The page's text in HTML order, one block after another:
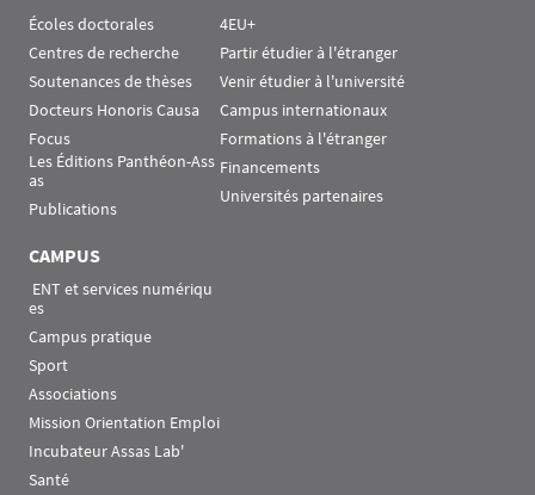
Écoles doctorales
Centres de recherche
Soutenances de thèses
Docteurs Honoris Causa
Focus
Les Éditions Panthéon-Ass
as
Publications
4EU+
Partir étudier à l'étranger
Venir étudier à l'université
Campus internationaux
Formations à l'étranger
Financements
Universités partenaires
CAMPUS
es
Campus pratique
Sport
Associations
Mission Orientation Emploi
Incubateur Assas Lab'
Santé